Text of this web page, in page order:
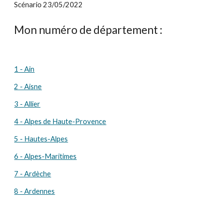
Scénario 23/05/2022
Mon numéro de département :
1 - Ain
2 - Aisne
3 - Allier
4 - Alpes de Haute-Provence
5 - Hautes-Alpes
6 - Alpes-Maritimes
7 - Ardèche
8 - Ardennes